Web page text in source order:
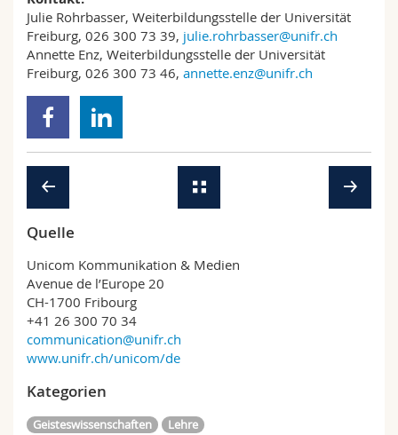
Julie Rohrbasser, Weiterbildungsstelle der Universität
Freiburg, 026 300 73 39, julie.rohrbasser@unifr.ch
Annette Enz, Weiterbildungsstelle der Universität
Freiburg, 026 300 73 46, annette.enz@unifr.ch
Quelle
Unicom Kommunikation & Medien
Avenue de l’Europe 20
CH-1700 Fribourg
+41 26 300 70 34
communication@unifr.ch
www.unifr.ch/unicom/de
Kategorien
Geisteswissenschaften Lehre